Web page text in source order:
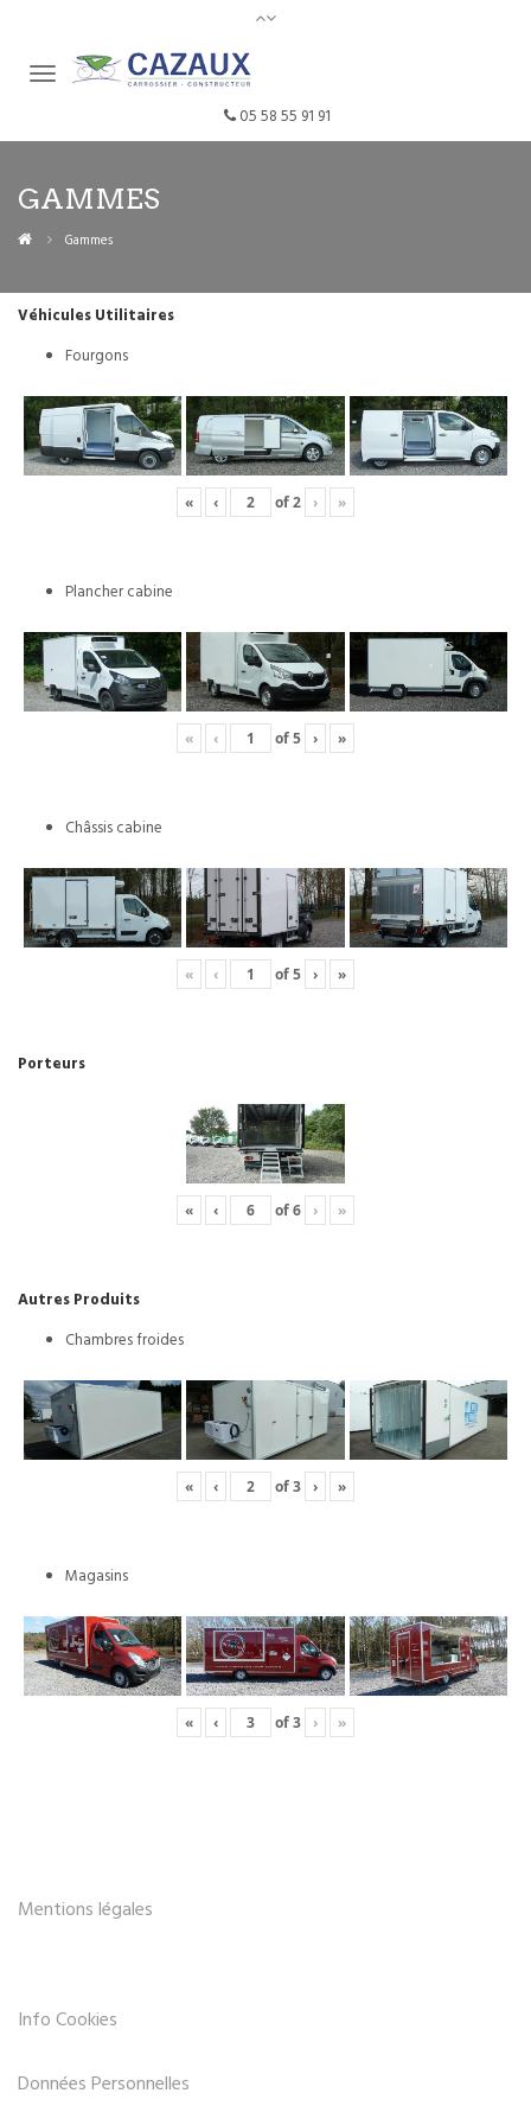
05 58 55 91 91
GAMMES
Gammes
Véhicules Utilitaires
Fourgons
« ‹ of2 › »
Plancher cabine
« ‹ of5 › »
Châssis cabine
« ‹ of5 › »
Porteurs
« ‹ of6 › »
Autres Produits
Chambres froides
« ‹ of3 › »
Magasins
« ‹ of3 › »
Mentions légales
Info Cookies
Données Personnelles